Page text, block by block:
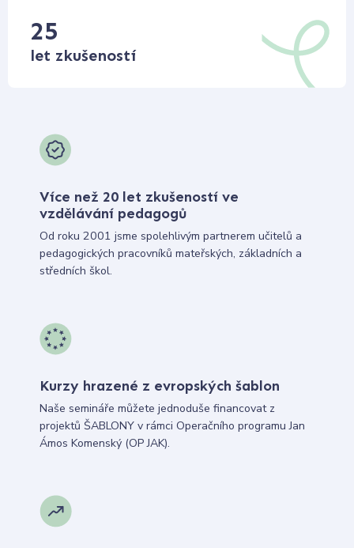
25
let zkušeností
Více než 20 let zkušeností ve
vzdělávání pedagogů
Od roku 2001 jsme spolehlivým partnerem učitelů a
pedagogických pracovníků mateřských, základních a
středních škol.
Kurzy hrazené z evropských šablon
Naše semináře můžete jednoduše financovat z
projektů ŠABLONY v rámci Operačního programu Jan
Ámos Komenský (OP JAK).